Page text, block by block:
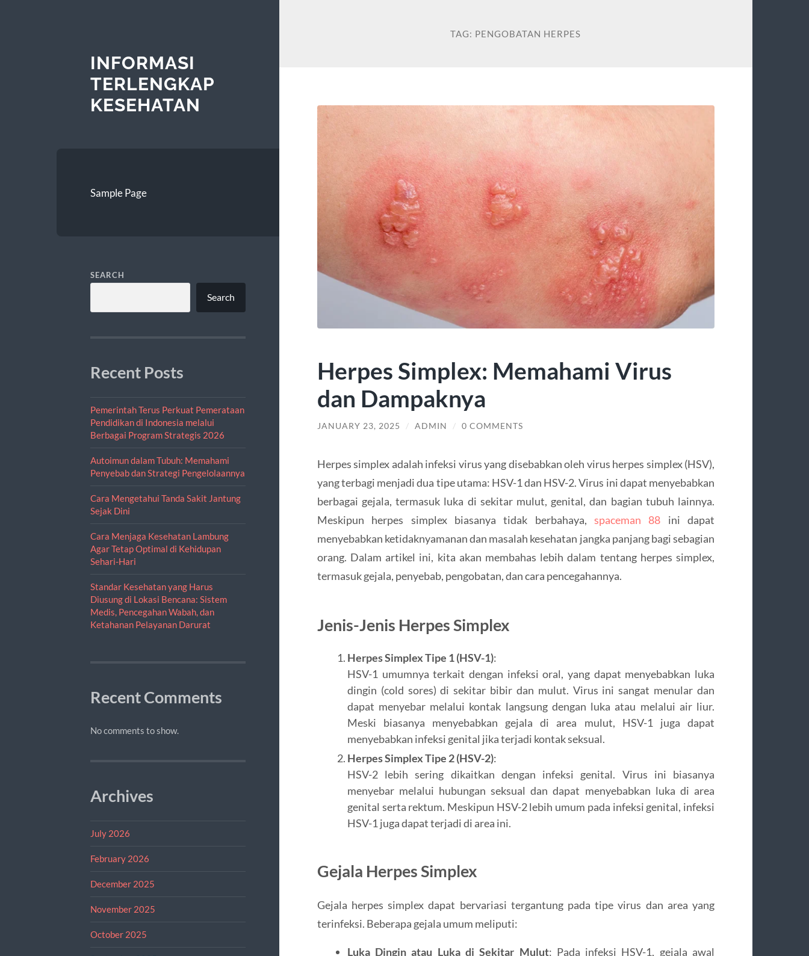
INFORMASI
TERLENGKAP
KESEHATAN
Sample Page
SEARCH
Search
Recent Posts
Pemerintah Terus Perkuat Pemerataan
Pendidikan di Indonesia melalui
Berbagai Program Strategis 2026
Autoimun dalam Tubuh: Memahami
Penyebab dan Strategi Pengelolaannya
Cara Mengetahui Tanda Sakit Jantung
Sejak Dini
Cara Menjaga Kesehatan Lambung
Agar Tetap Optimal di Kehidupan
Sehari-Hari
Standar Kesehatan yang Harus
Diusung di Lokasi Bencana: Sistem
Medis, Pencegahan Wabah, dan
Ketahanan Pelayanan Darurat
Recent Comments
No comments to show.
Archives
July 2026
February 2026
December 2025
November 2025
October 2025
TAG: PENGOBATAN HERPES
Herpes Simplex: Memahami Virus
dan Dampaknya
JANUARY 23, 2025 / ADMIN / 0 COMMENTS
Herpes simplex adalah infeksi virus yang disebabkan oleh virus herpes simplex (HSV),
yang terbagi menjadi dua tipe utama: HSV-1 dan HSV-2. Virus ini dapat menyebabkan
berbagai gejala, termasuk luka di sekitar mulut, genital, dan bagian tubuh lainnya.
Meskipun herpes simplex biasanya tidak berbahaya, spaceman 88 ini dapat
menyebabkan ketidaknyamanan dan masalah kesehatan jangka panjang bagi sebagian
orang. Dalam artikel ini, kita akan membahas lebih dalam tentang herpes simplex,
termasuk gejala, penyebab, pengobatan, dan cara pencegahannya.
Jenis-Jenis Herpes Simplex
Herpes Simplex Tipe 1 (HSV-1):
HSV-1 umumnya terkait dengan infeksi oral, yang dapat menyebabkan luka
dingin (cold sores) di sekitar bibir dan mulut. Virus ini sangat menular dan
dapat menyebar melalui kontak langsung dengan luka atau melalui air liur.
Meski biasanya menyebabkan gejala di area mulut, HSV-1 juga dapat
menyebabkan infeksi genital jika terjadi kontak seksual.
Herpes Simplex Tipe 2 (HSV-2):
HSV-2 lebih sering dikaitkan dengan infeksi genital. Virus ini biasanya
menyebar melalui hubungan seksual dan dapat menyebabkan luka di area
genital serta rektum. Meskipun HSV-2 lebih umum pada infeksi genital, infeksi
HSV-1 juga dapat terjadi di area ini.
Gejala Herpes Simplex
Gejala herpes simplex dapat bervariasi tergantung pada tipe virus dan area yang
terinfeksi. Beberapa gejala umum meliputi:
Luka Dingin atau Luka di Sekitar Mulut: Pada infeksi HSV-1, gejala awal